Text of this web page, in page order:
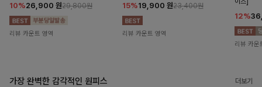
10%26,900 원29,800원
리뷰 카운트 영역
15%19,900 원23,400원
리뷰 카운트 영역
12%
리뷰 카운
가장 완벽한 감각적인 원피스 더보기